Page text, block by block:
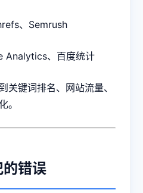
、Semrush
Analytics、百度统计
关键词排名、网站流量、
。
的错误